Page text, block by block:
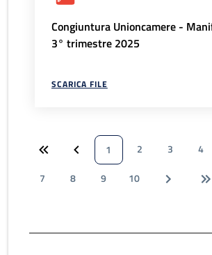
Congiuntura Unioncamere -
3° trimestre 2025
SCARICA FILE
1 2 3 4
7
8 9 10